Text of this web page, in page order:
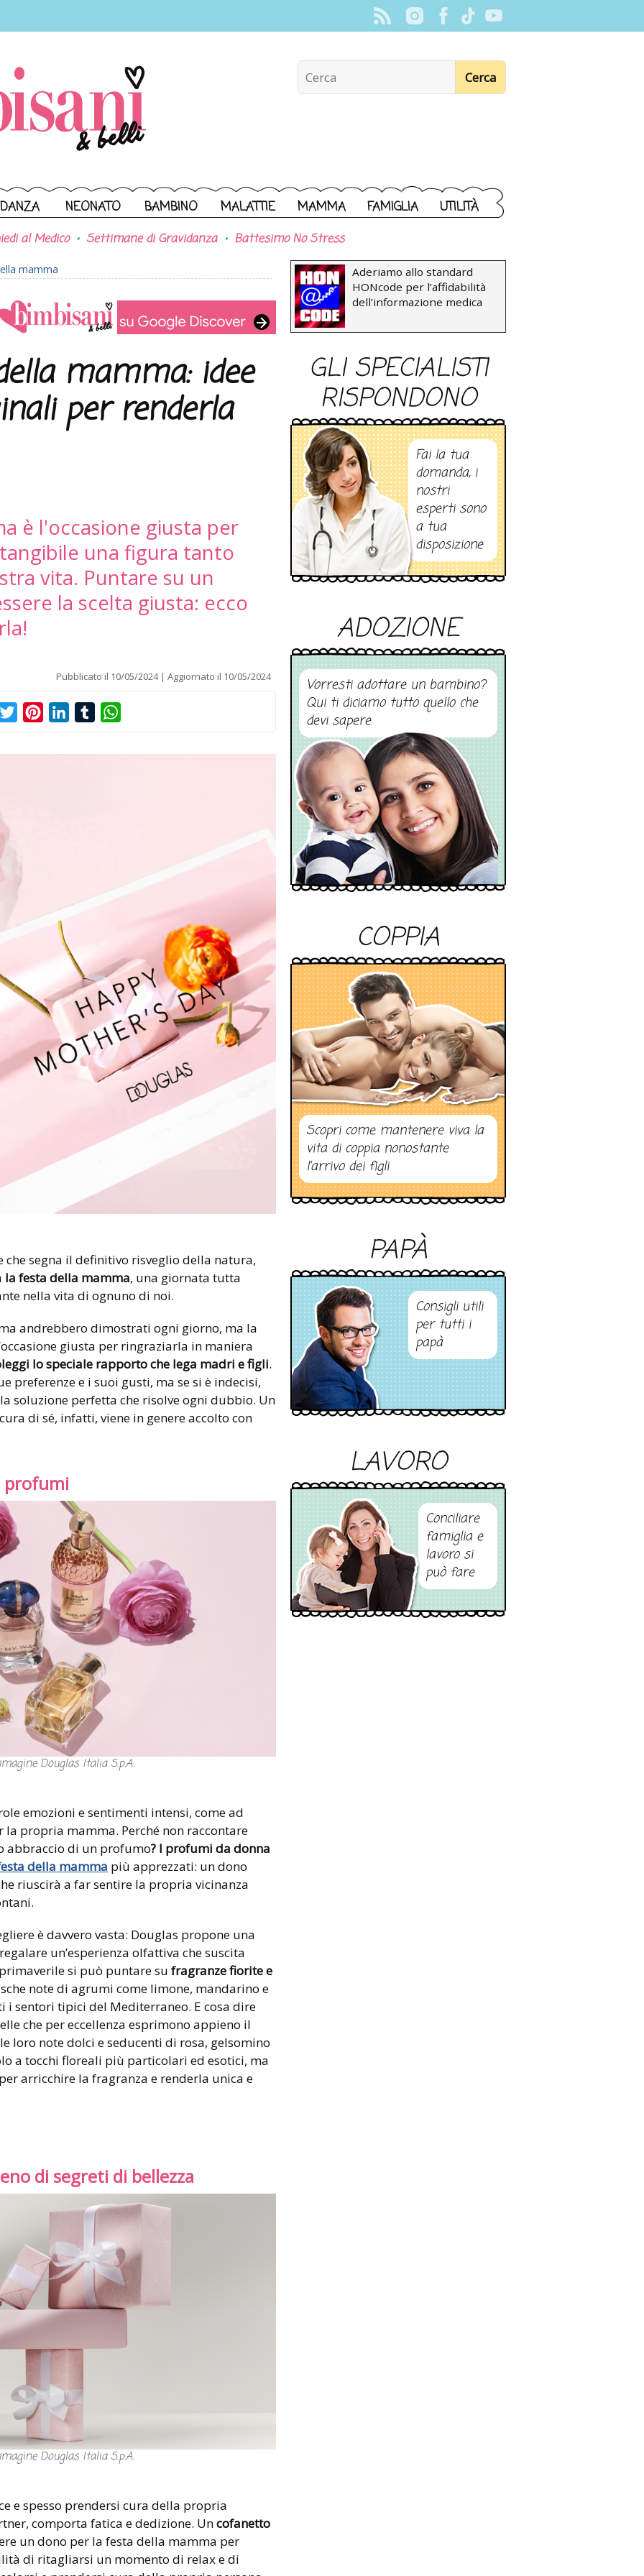
NEONATO BAMBINO MALATTIE MAMMA FAMIGLIA UTILITÀ
al Medico Settimane di Gravidanza Battesimo No Stress
mamma
mamma: idee
per renderla
è l'occasione giusta per
una figura tanto
vita. Puntare su un
la scelta giusta: ecco
Pubblicato il 10/05/2024 Aggiornato il 10/05/2024
TwitterPinterestLinkedInTumblr
che segna il definitivo risveglio della natura,
la festa della mamma, una giornata tutta
nella vita di ognuno di noi.
andrebbero dimostrati ogni giorno, ma la
giusta per ringraziarla in maniera
lo speciale rapporto che lega madri e figli.
preferenze e i suoi gusti, ma se si è indecisi,
soluzione perfetta che risolve ogni dubbio. Un
di sé, infatti, viene in genere accolto con
profumi
Douglas Italia S.p.A.
emozioni e sentimenti intensi, come ad
la propria mamma. Perché non raccontare
abbraccio di un profumo? I profumi da donna
della mamma più apprezzati: un dono
riuscirà a far sentire la propria vicinanza
è davvero vasta: Douglas propone una
un’esperienza olfattiva che suscita
si può puntare su fragranze fiorite e
note di agrumi come limone, mandarino e
sentori tipici del Mediterraneo. E cosa dire
che per eccellenza esprimono appieno il
loro note dolci e seducenti di rosa, gelsomino
a tocchi floreali più particolari ed esotici, ma
arricchire la fragranza e renderla unica e
di segreti di bellezza
Douglas Italia S.p.A.
e spesso prendersi cura della propria
comporta fatica e dedizione. Uncofanetto
un dono per la festa della mamma per
di ritagliarsi un momento di relax e di
Aderiamo allo standard
HONcode per l’affidabilità
dell’informazione medica
GLI SPECIALISTI
RISPONDONO
Fai la tua
domanda, i
nostri
esperti sono
a tua
disposizione
ADOZIONE
Vorresti adottare un bambino?
Qui ti diciamo tutto quello che
devi sapere
COPPIA
Scopri come mantenere viva la
vita di coppia nonostante
l’arrivo dei figli
PAPÀ
Consigli utili
per tutti i
papà
LAVORO
Conciliare
famiglia e
lavoro si
può fare